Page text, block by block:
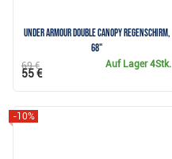
Under Armour Double Canopy Regenschirm,
68"
Auf Lager4Stk.
69 €
55 €
-10%